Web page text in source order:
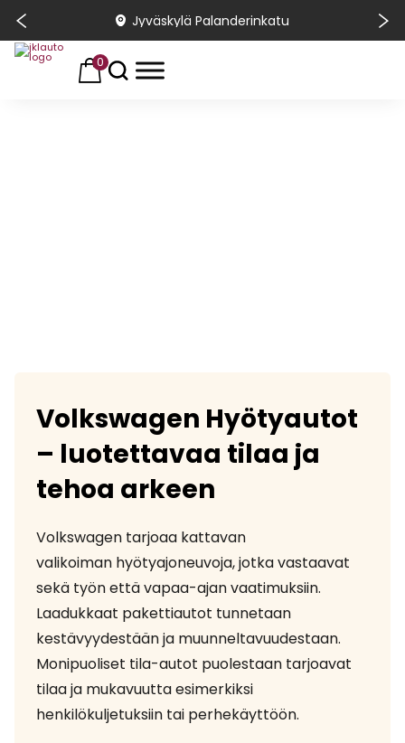
Jyväskylä Palanderinkatu
0
Volkswagen Hyötyautot
– luotettavaa tilaa ja
tehoa arkeen
Volkswagen tarjoaa kattavan
valikoiman hyötyajoneuvoja, jotka vastaavat
sekä työn että vapaa-ajan vaatimuksiin.
Laadukkaat pakettiautot tunnetaan
kestävyydestään ja muunneltavuudestaan.
Monipuoliset tila-autot puolestaan tarjoavat
tilaa ja mukavuutta esimerkiksi
henkilökuljetuksiin tai perhekäyttöön.